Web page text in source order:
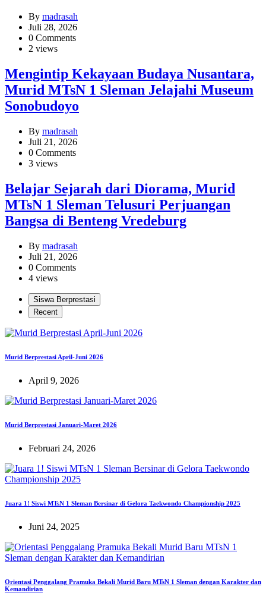
By madrasah
Juli 28, 2026
0 Comments
2 views
Mengintip Kekayaan Budaya Nusantara,
Murid MTsN 1 Sleman Jelajahi Museum
Sonobudoyo
By madrasah
Juli 21, 2026
0 Comments
3 views
Belajar Sejarah dari Diorama, Murid
MTsN 1 Sleman Telusuri Perjuangan
Bangsa di Benteng Vredeburg
By madrasah
Juli 21, 2026
0 Comments
4 views
Siswa Berprestasi
Recent
Murid Berprestasi April-Juni 2026
April 9, 2026
Murid Berprestasi Januari-Maret 2026
Februari 24, 2026
Juara 1! Siswi MTsN 1 Sleman Bersinar di Gelora Taekwondo Championship 2025
Juni 24, 2025
Orientasi Penggalang Pramuka Bekali Murid Baru MTsN 1 Sleman dengan Karakter dan
Kemandirian